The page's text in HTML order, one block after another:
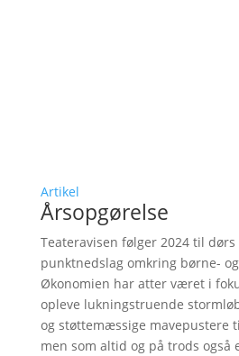
Artikel
Årsopgørelse
Teateravisen følger 2024 til
punktnedslag omkring børne-
Økonomien har atter været i
opleve lukningstruende
og støttemæssige mavepustere
men som altid og på trods også